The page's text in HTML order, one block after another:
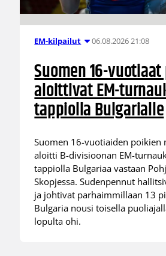
EM-kilpailut 06.08.2026 21:08
Suomen 16-
aloittivat EM-
tappiolla Bulgarialle
Suomen 16-vuotiaiden poikien
aloitti B-divisioonan EM-
tappiolla Bulgariaa vastaan
Skopjessa. Sudenpennut
ja johtivat parhaimmillaan 13
Bulgaria nousi toisella
lopulta ohi.